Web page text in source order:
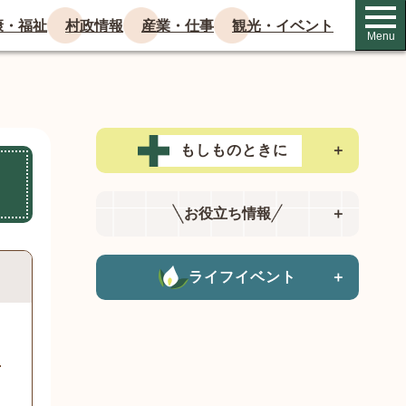
福祉 村政情報 産業・仕事 観光・イベント
Menu
もしものときに ＋
お役立ち情報 ＋
ライフイベント ＋